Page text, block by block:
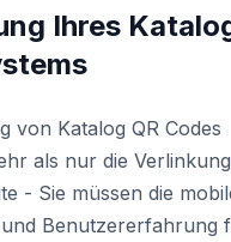
Ihres
von Katalog QR Codes
als nur die
- Sie müssen die
Benutzererfahrung